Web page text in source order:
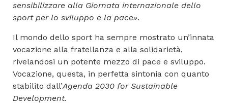
sensibilizzare alla Giornata internazionale dello
sport per lo sviluppo e la pace».
Il mondo dello sport ha sempre mostrato un’innata
vocazione alla fratellanza e alla solidarietà,
rivelandosi un potente mezzo di pace e sviluppo.
Vocazione, questa, in perfetta sintonia con quanto
stabilito dall’Agenda 2030 for Sustainable
Development.